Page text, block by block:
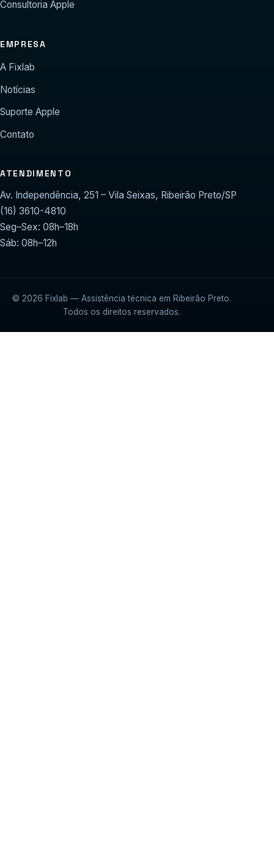
Consultoria Apple
EMPRESA
A Fixlab
Notícias
Suporte Apple
Contato
ATENDIMENTO
Av. Independência, 251 – Vila Seixas, Ribeirão Preto/SP
(16) 3610-4810
Seg–Sex: 08h–18h
Sáb: 08h–12h
© 2026 Fixlab — Assistência técnica em Ribeirão Preto.
Todos os direitos reservados.